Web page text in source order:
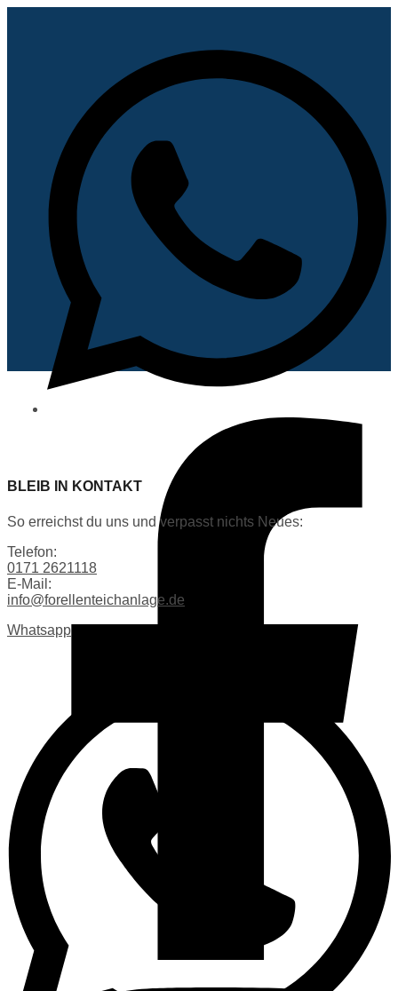
BLEIB IN KONTAKT
So erreichst du uns und verpasst nichts Neues:
Telefon:
0171 2621118
E-Mail:
info@forellenteichanlage.de
Whatsapp